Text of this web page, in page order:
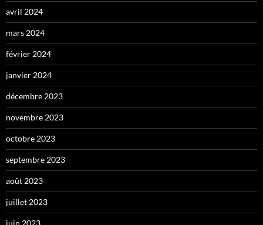
avril 2024
mars 2024
février 2024
janvier 2024
décembre 2023
novembre 2023
octobre 2023
septembre 2023
août 2023
juillet 2023
juin 2023